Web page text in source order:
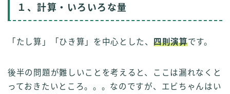
１、計算・いろいろな量
「たし算」「ひき算」を中心とした、 四則演算です。
後半の問題が難しいことを考えると、ここは漏れなくと
っておきたいところ。。。なのですが、エビちゃんはい